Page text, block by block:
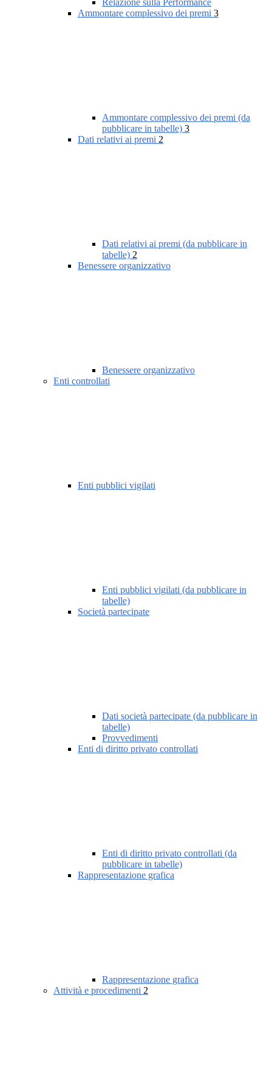
Relazione sulla Performance
Ammontare complessivo dei premi 3
Ammontare complessivo dei premi (da
pubblicare in tabelle) 3
Dati relativi ai premi 2
Dati relativi ai premi (da pubblicare in
tabelle) 2
Benessere organizzativo
Benessere organizzativo
Enti controllati
Enti pubblici vigilati
Enti pubblici vigilati (da pubblicare in
tabelle)
Società partecipate
Dati società partecipate (da pubblicare in
tabelle)
Provvedimenti
Enti di diritto privato controllati
Enti di diritto privato controllati (da
pubblicare in tabelle)
Rappresentazione grafica
Rappresentazione grafica
Attività e procedimenti 2